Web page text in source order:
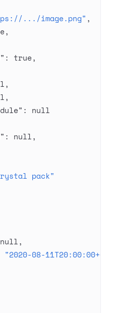
.../image.png" ,
,
: true,
,
,
: null
: null,
pack"
null,
"2020-08-